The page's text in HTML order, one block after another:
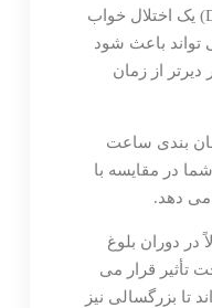
سندرم فاز تأخیری خواب (DSPS) یک اختلال خواب
تواند باعث شود
از زمان
بندی ساعت
در مقایسه با
می دهد.
در دوران بلوغ
تأثیر قرار می
تا بزرگسالی نیز